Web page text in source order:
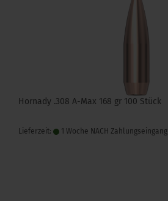
Hornady .308 A-Max 168 gr 100 Stück
Lieferzeit: 1 Woche NACH Zahlungseingang